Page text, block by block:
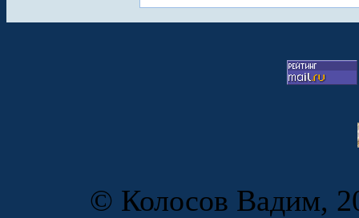
© Колосов Вадим,